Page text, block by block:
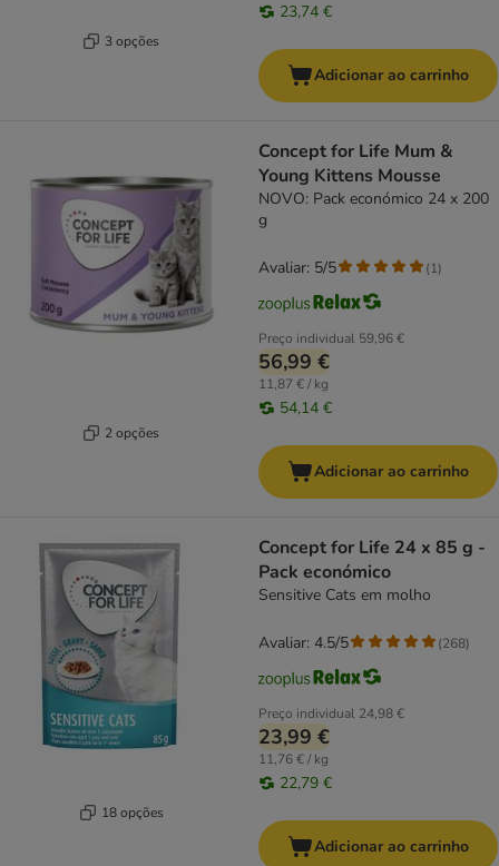
3 opções
23,74 €
Adicionar ao carrinho
2 opções
Concept for Life Mum &
Young Kittens Mousse
NOVO: Pack económico 24 x 200
g
Preço individual 59,96 €
56,99 €
11,87 € / kg
54,14 €
Avaliar: 5/5 (1)
Adicionar ao carrinho
18 opções
Concept for Life 24 x 85 g -
Pack económico
Sensitive Cats em molho
Preço individual 24,98 €
23,99 €
11,76 € / kg
22,79 €
Avaliar: 4.5/5 (268)
Adicionar ao carrinho